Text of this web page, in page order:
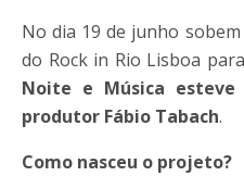
No dia 19 de junho
do Rock in Rio Lisboa
Noite e Música
produtor Fábio Tabach.
Como nasceu o projeto?